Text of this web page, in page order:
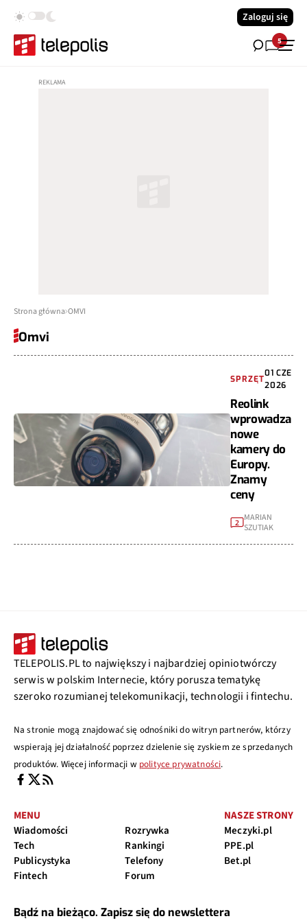
Zaloguj się
5
Strona główna OMVI
Omvi
SPRZĘT
01 CZE
2026
Reolink
wprowadza
nowe
kamery do
Europy.
Znamy
ceny
2
MARIAN
SZUTIAK
TELEPOLIS.PL to największy i najbardziej opiniotwórczy
serwis w polskim Internecie, który porusza tematykę
szeroko rozumianej telekomunikacji, technologii i fintechu.
Na stronie mogą znajdować się odnośniki do witryn partnerów, którzy
wspierają jej działalność poprzez dzielenie się zyskiem ze sprzedanych
produktów. Więcej informacji w polityce prywatności.
MENU
Wiadomości
Tech
Publicystyka
Fintech
Rozrywka
Rankingi
Telefony
Forum
NASZE STRONY
Meczyki.pl
PPE.pl
Bet.pl
Bądź na bieżąco. Zapisz się do newslettera